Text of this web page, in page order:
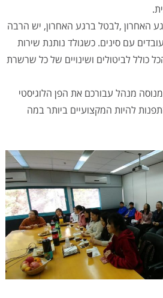
האחרון ,לבטל ברגע האחרון, יש הרבה
עם סינים. כשגולד נותנת שירות
כולל לביטולים ושינויים של כל שרשרת
מנהל עבורכם את הפן הלוגיסטי
להיות המקצועיים ביותר במה